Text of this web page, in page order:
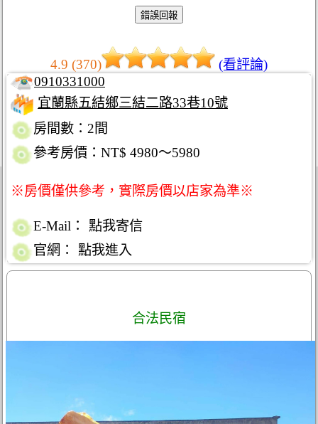
4.9 (370)
(看評論)
0910331000
宜蘭縣五結鄉三結二路33巷10號
房間數：2間
參考房價：NT$ 4980～5980
※房價僅供參考，實際房價以店家為準※
E-Mail：
點我寄信
官網：
點我進入
合法民宿